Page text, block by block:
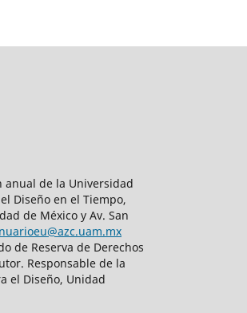
anual de la Universidad
Diseño en el Tiempo,
de México y Av. San
de Reserva de Derechos
Responsable de la
el Diseño, Unidad